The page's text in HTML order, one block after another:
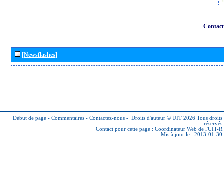
[Newsflashes]
Début de page - Commentaires - Contactez-nous - Droits d'auteur © UIT 2026 Tous droits
réservés
Contact pour cette page : Coordinateur Web de l'UIT-R
Mis à jour le : 2013-01-30